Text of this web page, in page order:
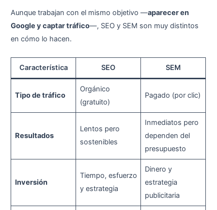
Aunque trabajan con el mismo objetivo —aparecer en
Google y captar tráfico—, SEO y SEM son muy distintos
en cómo lo hacen.
Característica SEO SEM
Tipo de tráfico
Orgánico
(gratuito)
Pagado (por clic)
Resultados
Lentos pero
sostenibles
Inmediatos pero
dependen del
presupuesto
Inversión
Tiempo, esfuerzo
y estrategia
Dinero y
estrategia
publicitaria